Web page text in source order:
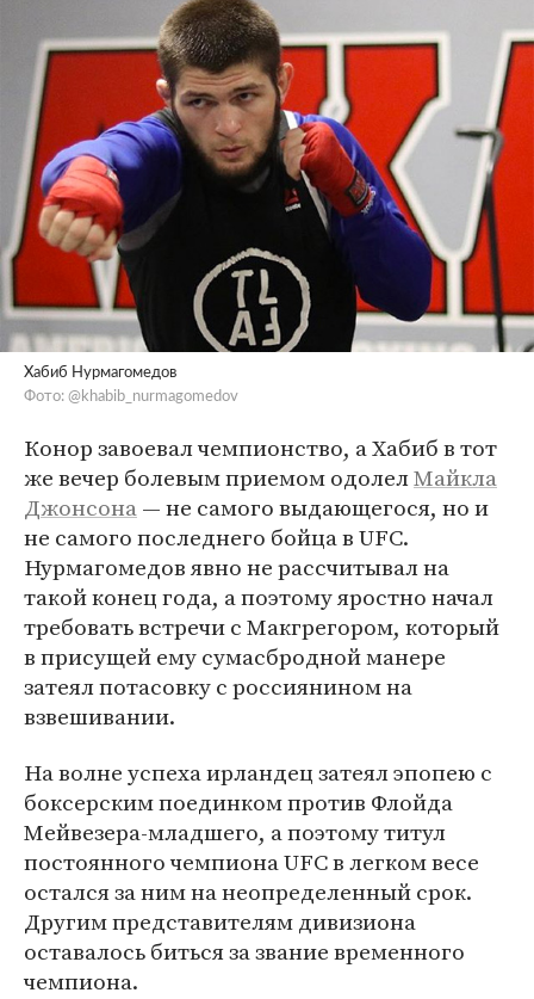
Хабиб Нурмагомедов
Фото: @khabib_nurmagomedov
Конор завоевал чемпионство, а Хабиб в тот
же вечер болевым приемом одолелМайкла
Джонсона— не самого выдающегося, но и
не самого последнего бойца в UFC.
Нурмагомедов явно не рассчитывал на
такой конец года, а поэтому яростно начал
требовать встречи с Макгрегором, который
в присущей ему сумасбродной манере
затеял потасовку с россиянином на
взвешивании.
На волне успеха ирландец затеял эпопею с
боксерским поединком против Флойда
Мейвезера-младшего, а поэтому титул
постоянного чемпиона UFC в легком весе
остался за ним на неопределенный срок.
Другим представителям дивизиона
оставалось биться за звание временного
чемпиона.